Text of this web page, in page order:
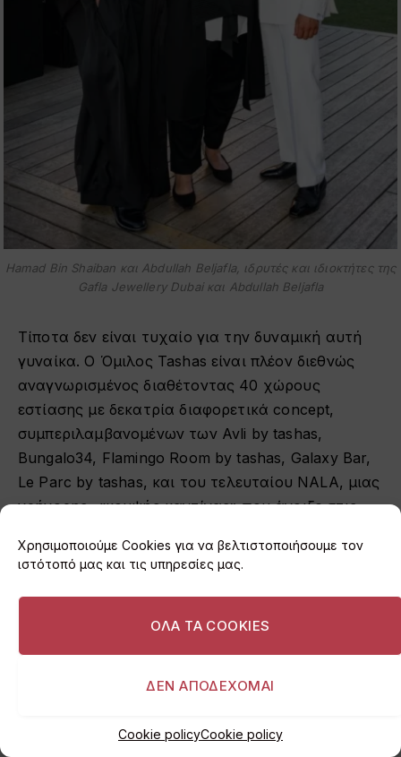
Χρησιμοποιούμε Cookies για να βελτιστοποιήσουμε τον
ιστότοπό μας και τις υπηρεσίες μας.
ΟΛΑ ΤΑ COOKIES
ΔΕΝ ΑΠΟΔΕΧΟΜΑΙ
Cookie policyCookie policy
Hamad Bin Shaiban και Abdullah Beljafla, ιδρυτές και ιδιοκτήτες της
Gafla Jewellery Dubai και Abdullah Beljafla
Τίποτα δεν είναι τυχαίο για την δυναμική αυτή
γυναίκα. Ο Όμιλος Tashas είναι πλέον διεθνώς
αναγνωρισμένος διαθέτοντας 40 χώρους
εστίασης με δεκατρία διαφορετικά concept,
συμπεριλαμβανομένων των Avli by tashas,
Bungalo34, Flamingo Room by tashas, Galaxy Bar,
Le Parc by tashas, και του τελευταίου NALA, μιας
γρήγορης, «κομψής καντίνας» που άνοιξε στις